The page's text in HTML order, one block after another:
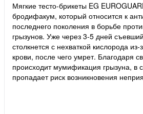
Мягкие тесто-брикеты EG
бродифакум, который относится к
последнего поколения в борьбе
грызунов. Уже через 3-5 дней
столкнется с нехваткой кислорода
крови, после чего умрет. Благодаря
происходит мумификация грызуна, в
пропадает риск возникновения